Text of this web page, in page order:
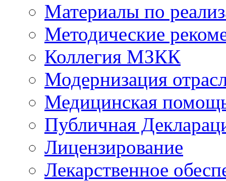
Материалы по
Методические
Коллегия МЗКК
Модернизация
Медицинская
Публичная
Лицензирование
Лекарственное